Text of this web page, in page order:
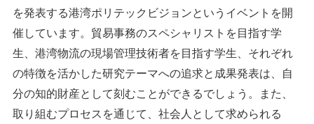
を発表する港湾ポリテックビジョンというイベントを開
催しています。貿易事務のスペシャリストを目指す学
生、港湾物流の現場管理技術者を目指す学生、それぞれ
の特徴を活かした研究テーマへの追求と成果発表は、自
分の知的財産として刻むことができるでしょう。また、
取り組むプロセスを通じて、社会人として求められる